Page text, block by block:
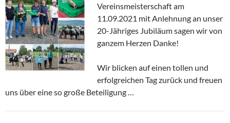
Vereinsmeisterschaft am
11.09.2021 mit Anlehnung an unser
20-Jähriges Jubiläum sagen wir von
ganzem Herzen Danke!
Wir blicken auf einen tollen und
erfolgreichen Tag zurück und freuen
uns über eine so große Beteiligung …